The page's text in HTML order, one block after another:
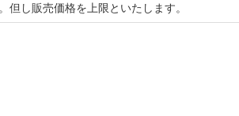
し販売価格を上限といたします。